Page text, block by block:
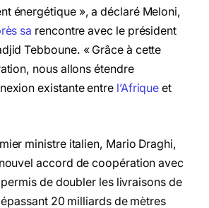
énergétique », a déclaré Meloni,
sa rencontre avec le président
Tebboune. « Grâce à cette
nous allons étendre
existante entre l’Afriqueet
ministre italien, Mario Draghi,
accord de coopération avec
permis de doubler les livraisons de
20 milliards de mètres